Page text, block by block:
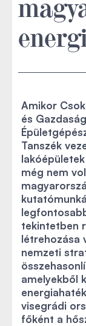
Amikor
és
Tanszék
még nem
tekintetben
létrehozása
nemzeti
amelyekből
visegrádi
főként a